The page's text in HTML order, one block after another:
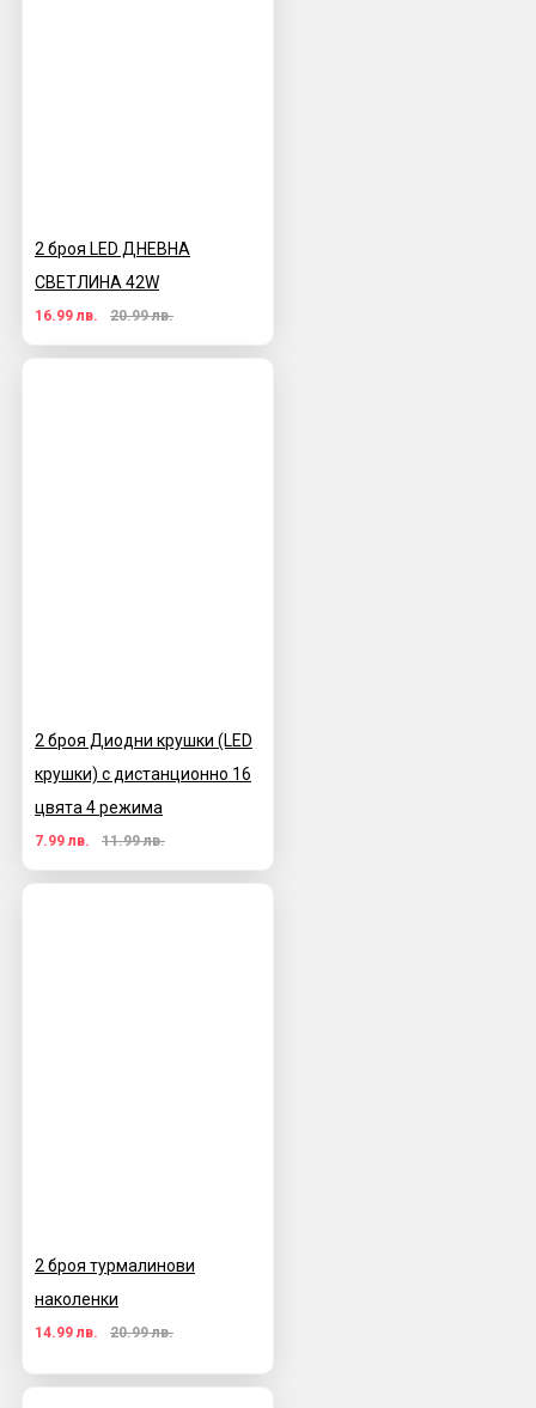
2 броя LED ДНЕВНА
СВЕТЛИНА 42W
16.99 лв. 20.99 лв.
2 броя Диодни крушки (LED
крушки) с дистанционно 16
цвята 4 режима
7.99 лв. 11.99 лв.
2 броя турмалинови
наколенки
14.99 лв. 20.99 лв.